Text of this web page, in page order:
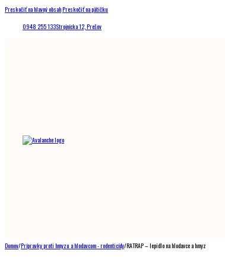
Preskočiť na hlavný obsahPreskočiť na pätičku
0948 255 133Strojnícka 12, Prešov
Domov/Prípravky proti hmyzu a hlodavcom - rodenticídy/RATRAP – lepidlo na hlodavce a hmyz